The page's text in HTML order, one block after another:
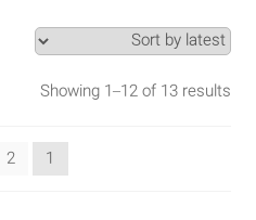
Search Results
Shop
Showing 1–12 of 13 results
1
2